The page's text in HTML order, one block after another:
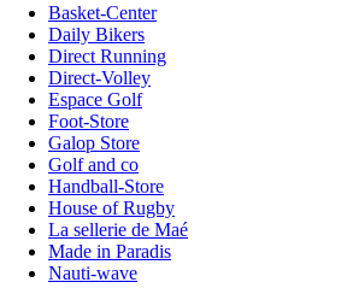
Basket-Center
Daily Bikers
Direct Running
Direct-Volley
Espace Golf
Foot-Store
Galop Store
Golf and co
Handball-Store
House of Rugby
La sellerie de Maé
Made in Paradis
Nauti-wave